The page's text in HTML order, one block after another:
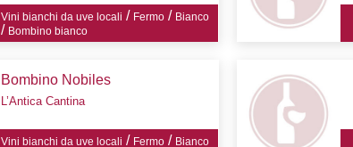
Vini bianchi da uve locali / Fermo/ Bianco
/ Bombino bianco
Bombino Nobiles
L’Antica Cantina
Vini bianchi da uve locali / Fermo/ Bianco